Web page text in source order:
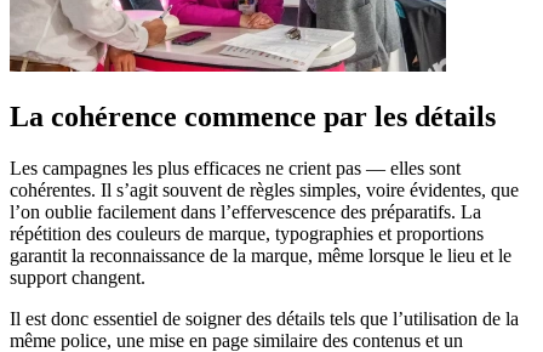
La cohérence commence par les détails
Les campagnes les plus efficaces ne crient pas — elles sont
cohérentes. Il s’agit souvent de règles simples, voire évidentes, que
l’on oublie facilement dans l’effervescence des préparatifs. La
répétition des couleurs de marque, typographies et proportions
garantit la reconnaissance de la marque, même lorsque le lieu et le
support changent.
Il est donc essentiel de soigner des détails tels que l’utilisation de la
même police, une mise en page similaire des contenus et un